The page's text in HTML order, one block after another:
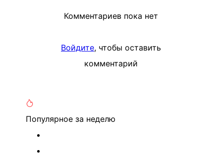
Комментариев пока нет
Войдите, чтобы оставить
комментарий
Популярное за неделю